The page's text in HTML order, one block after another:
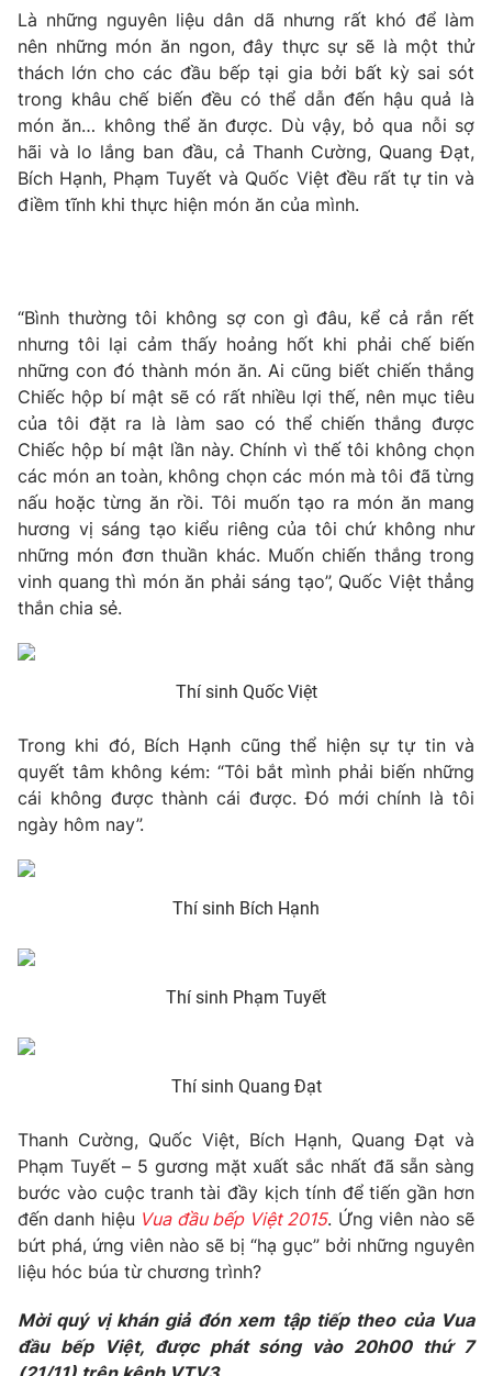
Khán giả
Giải sao mai
Âm nhạc
Sao
Du lịch
Làm đẹp
Chất lượng cuộc sống
Giáo dục
Tuyển sinh
Học trực tuyến
Công nghệ
Hitech Công nghệ tương lai
Sản phẩm
Giao lưu trực tuyến
Chuyên mục khác
Emagazine Podcast
Photo Infographic
Video Shorts video
VTV Money VTV Thể thao
VTV Sức khoẻ
Tấm lòng Việt
VTV4 Vươn mình bằng AI
VTV9 VTV8
Liên hệ tòa soạn
Cơ quan chủ quản:Đài Truyền hình Việt Nam
Cơ quan báo chí: Thời báo VTV
Giấy phép hoạt động báo in và báo điện tử số 483/GP-BTTTT
cấp ngày 29/12/2023
Tổng Biên tập:Vũ Thanh Thủy
Nguyễn Trọng Ninh
Tổng đài VTV:024.38 355 931 - 024.38 355 932
Là những nguyên liệu dân dã nhưng rất khó để làm
nên những món ăn ngon, đây thực sự sẽ là một thử
thách lớn cho các đầu bếp tại gia bởi bất kỳ sai sót
trong khâu chế biến đều có thể dẫn đến hậu quả là
món ăn… không thể ăn được. Dù vậy, bỏ qua nỗi sợ
hãi và lo lắng ban đầu, cả Thanh Cường, Quang Đạt,
Bích Hạnh, Phạm Tuyết và Quốc Việt đều rất tự tin và
điềm tĩnh khi thực hiện món ăn của mình.
“Bình thường tôi không sợ con gì đâu, kể cả rắn rết
nhưng tôi lại cảm thấy hoảng hốt khi phải chế biến
những con đó thành món ăn. Ai cũng biết chiến thắng
Chiếc hộp bí mật sẽ có rất nhiều lợi thế, nên mục tiêu
của tôi đặt ra là làm sao có thể chiến thắng được
Chiếc hộp bí mật lần này. Chính vì thế tôi không chọn
các món an toàn, không chọn các món mà tôi đã từng
nấu hoặc từng ăn rồi. Tôi muốn tạo ra món ăn mang
hương vị sáng tạo kiểu riêng của tôi chứ không như
những món đơn thuần khác. Muốn chiến thắng trong
vinh quang thì món ăn phải sáng tạo”, Quốc Việt thẳng
thắn chia sẻ.
Thí sinh Quốc Việt
Trong khi đó, Bích Hạnh cũng thể hiện sự tự tin và
quyết tâm không kém: “Tôi bắt mình phải biến những
cái không được thành cái được. Đó mới chính là tôi
ngày hôm nay”.
Thí sinh Bích Hạnh
Thí sinh Phạm Tuyết
Thí sinh Quang Đạt
Thanh Cường, Quốc Việt, Bích Hạnh, Quang Đạt và
Phạm Tuyết – 5 gương mặt xuất sắc nhất đã sẵn sàng
bước vào cuộc tranh tài đầy kịch tính để tiến gần hơn
đến danh hiệu Vua đầu bếp Việt 2015. Ứng viên nào sẽ
bứt phá, ứng viên nào sẽ bị “hạ gục” bởi những nguyên
liệu hóc búa từ chương trình?
Mời quý vị khán giả đón xem tập tiếp theo của Vua
đầu bếp Việt, được phát sóng vào 20h00 thứ 7